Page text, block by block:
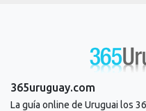
365uruguay.com
La guía online de Uruguai los